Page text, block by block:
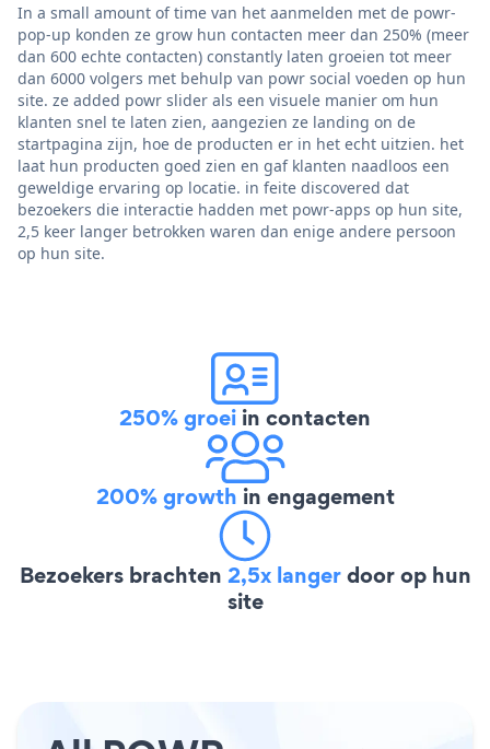
In a small amount of time van het aanmelden met de powr-
pop-up konden ze grow hun contacten meer dan 250% (meer
dan 600 echte contacten) constantly laten groeien tot meer
dan 6000 volgers met behulp van powr social voeden op hun
site. ze added powr slider als een visuele manier om hun
klanten snel te laten zien, aangezien ze landing on de
startpagina zijn, hoe de producten er in het echt uitzien. het
laat hun producten goed zien en gaf klanten naadloos een
geweldige ervaring op locatie. in feite discovered dat
bezoekers die interactie hadden met powr-apps op hun site,
2,5 keer langer betrokken waren dan enige andere persoon
op hun site.
250% groei in contacten
200% growth in engagement
Bezoekers brachten 2,5x langerdoor op hun
site